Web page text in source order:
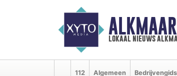
lokaal nieuws
112 Algemeen Bedrijvengids